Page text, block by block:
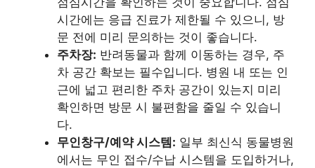
시간에는 응급 진료가 제한될 수 있으니, 방
문 전에 미리 문의하는 것이 좋습니다.
주차장: 반려동물과 함께 이동하는 경우, 주
차 공간 확보는 필수입니다. 병원 내 또는 인
근에 넓고 편리한 주차 공간이 있는지 미리
확인하면 방문 시 불편함을 줄일 수 있습니
다.
무인창구/예약 시스템: 일부 최신식 동물병원
에서는 무인 접수/수납 시스템을 도입하거나,